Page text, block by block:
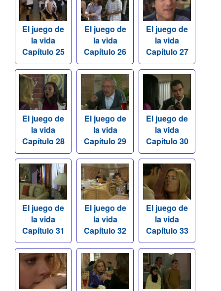
El juego de
la vida
Capítulo 25
El juego de
la vida
Capítulo 26
El juego de
la vida
Capítulo 27
El juego de
la vida
Capítulo 28
El juego de
la vida
Capítulo 29
El juego de
la vida
Capítulo 30
El juego de
la vida
Capítulo 31
El juego de
la vida
Capítulo 32
El juego de
la vida
Capítulo 33